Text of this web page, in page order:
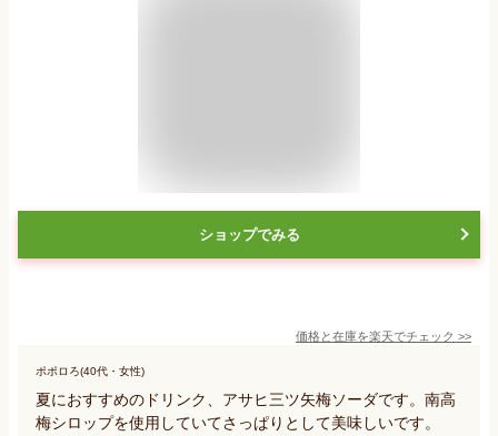
ショップでみる
価格と在庫を楽天でチェック >>
ポポロろ(40代・女性)
夏におすすめのドリンク、アサヒ三ツ矢梅ソーダです。南高
梅シロップを使用していてさっぱりとして美味しいです。